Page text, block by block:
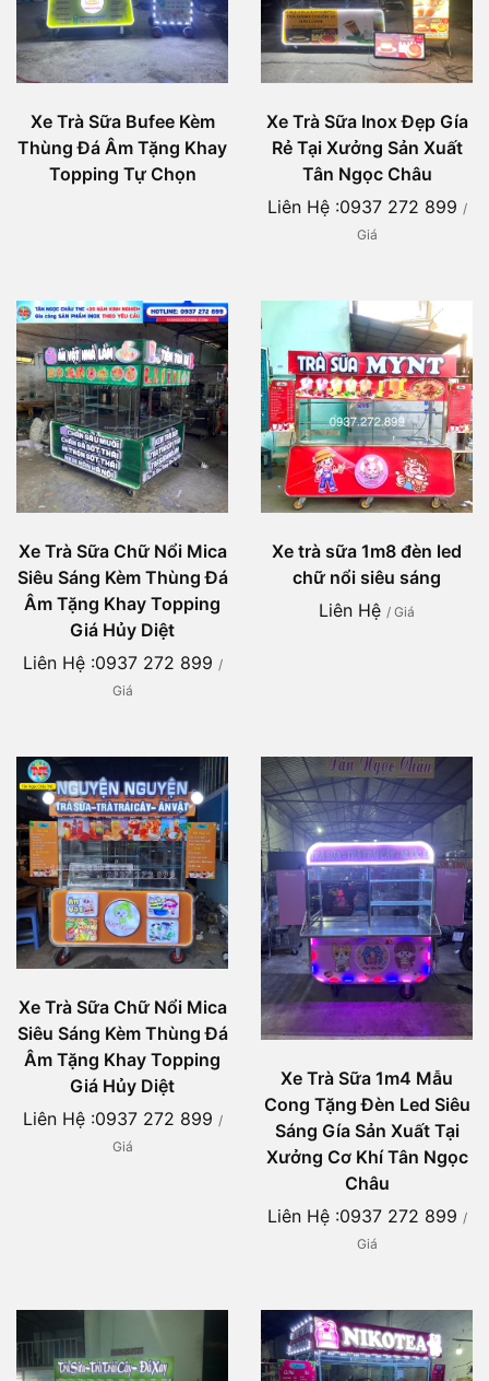
Xe Trà Sữa Bufee Kèm
Thùng Đá Âm Tặng Khay
Topping Tự Chọn
Xe Trà Sữa Inox Đẹp Gía
Rẻ Tại Xưởng Sản Xuất
Tân Ngọc Châu
Liên Hệ :0937 272 899 /
Giá
Xe Trà Sữa Chữ Nổi Mica
Siêu Sáng Kèm Thùng Đá
Âm Tặng Khay Topping
Giá Hủy Diệt
Liên Hệ :0937 272 899 /
Giá
Xe trà sữa 1m8 đèn led
chữ nổi siêu sáng
Liên Hệ / Giá
Xe Trà Sữa Chữ Nổi Mica
Siêu Sáng Kèm Thùng Đá
Âm Tặng Khay Topping
Giá Hủy Diệt
Liên Hệ :0937 272 899 /
Giá
Xe Trà Sữa 1m4 Mẫu
Cong Tặng Đèn Led Siêu
Sáng Gía Sản Xuất Tại
Xưởng Cơ Khí Tân Ngọc
Châu
Liên Hệ :0937 272 899 /
Giá